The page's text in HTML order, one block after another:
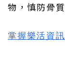
物，慎防骨
掌握樂活資訊